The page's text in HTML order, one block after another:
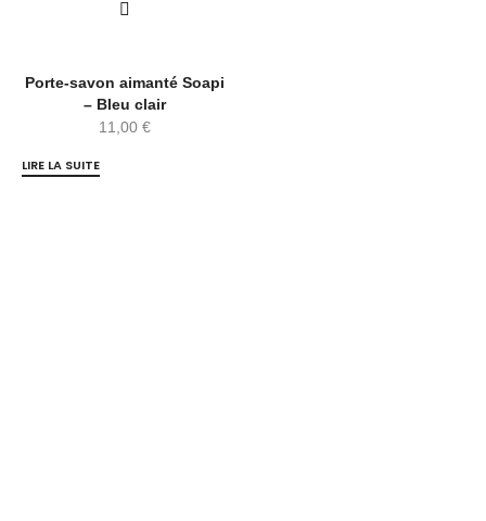
Porte-savon aimanté Soapi
– Bleu clair
11,00 €
LIRE LA SUITE